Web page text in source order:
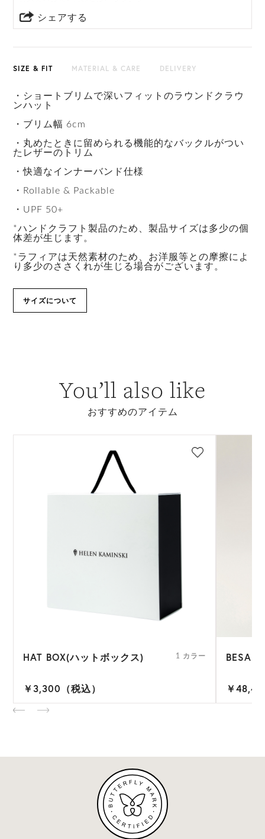
シェアする
SIZE & FIT MATERIAL & CARE DELIVERY
・ショートブリムで深いフィットのラウンドクラウ
ンハット
・ブリム幅 6cm
・丸めたときに留められる機能的なバックルがつい
たレザーのトリム
・快適なインナーバンド仕様
・Rollable & Packable
・UPF 50+
*ハンドクラフト製品のため、製品サイズは多少の個
体差が生じます。
*ラフィアは天然素材のため、お洋服等との摩擦によ
り多少のささくれが生じる場合がございます。
サイズについて
You’ll also like
おすすめのアイテム
HAT BOX(ハットボックス) 1 カラー
￥3,300（税込）
BESA
￥